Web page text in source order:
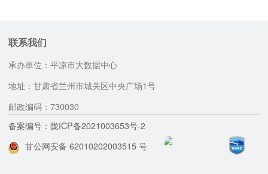
联系我们
承办单位：平凉市大数据中心
地址：甘肃省兰州市城关区中央广场1号
邮政编码：730030
备案编号：陇ICP备2021003653号-2
甘公网安备 62010202003515 号